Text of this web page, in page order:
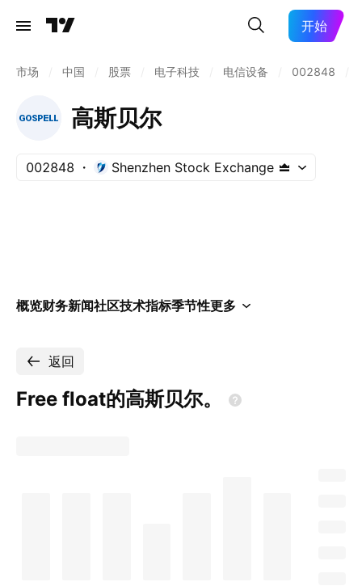
开始
市场 中国 股票 电子科技 电信设备 002848
高斯贝尔
002848 Shenzhen Stock Exchange
概览财务新闻社区技术指标季节性更多
返回
Free float的高斯贝尔。